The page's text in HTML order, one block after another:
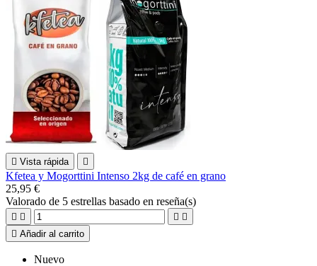
 Vista rápida 
Kfetea y Mogorttini Intenso 2kg de café en grano
25,95 €
Valorado de 5 estrellas basado en reseña(s)
   
 Añadir al carrito
Nuevo